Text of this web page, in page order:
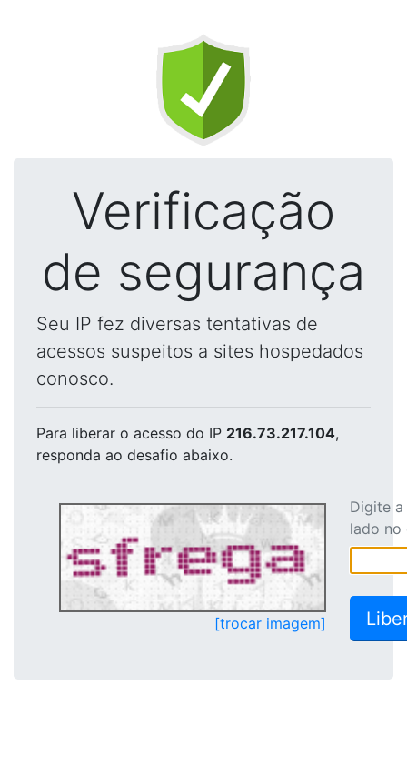
Verificação
de segurança
Seu IP fez diversas tentativas de
acessos suspeitos a sites hospedados
conosco.
Para liberar o acesso do IP 216.73.217.104,
responda ao desafio abaixo.
[trocar imagem]
Digite
lado no